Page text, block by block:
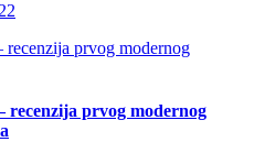
recenzija prvog modernog